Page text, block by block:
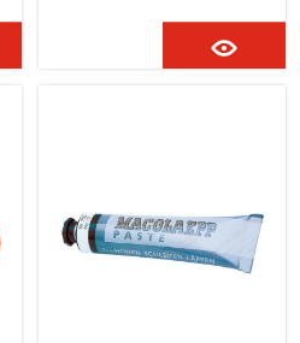
Produktsicherheitsveror
dnung ((EU) 2023/998):
MACOLAEPP abrasive